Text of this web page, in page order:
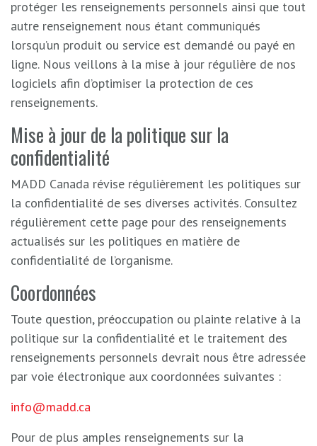
protéger les renseignements personnels ainsi que tout
autre renseignement nous étant communiqués
lorsqu’un produit ou service est demandé ou payé en
ligne. Nous veillons à la mise à jour régulière de nos
logiciels afin d’optimiser la protection de ces
renseignements.
Mise à jour de la politique sur la
confidentialité
MADD Canada révise régulièrement les politiques sur
la confidentialité de ses diverses activités. Consultez
régulièrement cette page pour des renseignements
actualisés sur les politiques en matière de
confidentialité de l’organisme.
Coordonnées
Toute question, préoccupation ou plainte relative à la
politique sur la confidentialité et le traitement des
renseignements personnels devrait nous être adressée
par voie électronique aux coordonnées suivantes :
info@madd.ca
Pour de plus amples renseignements sur la